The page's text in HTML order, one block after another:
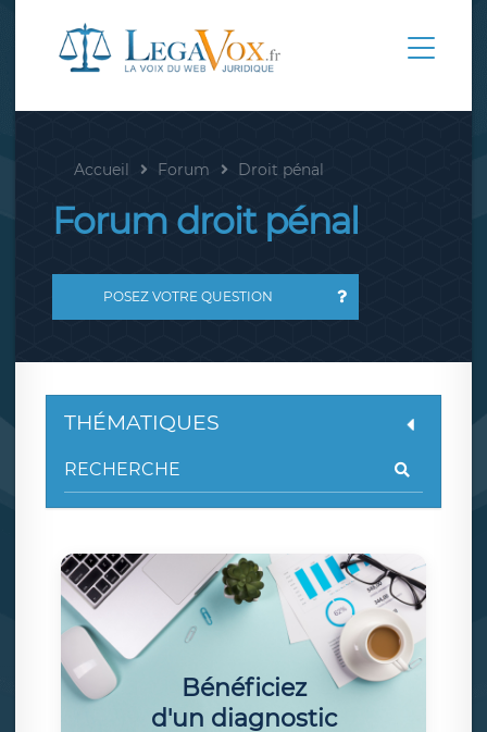
Accueil Forum Droit pénal
Forum droit pénal
POSEZ VOTRE QUESTION
THÉMATIQUES
Bénéficiez
d'un diagnostic